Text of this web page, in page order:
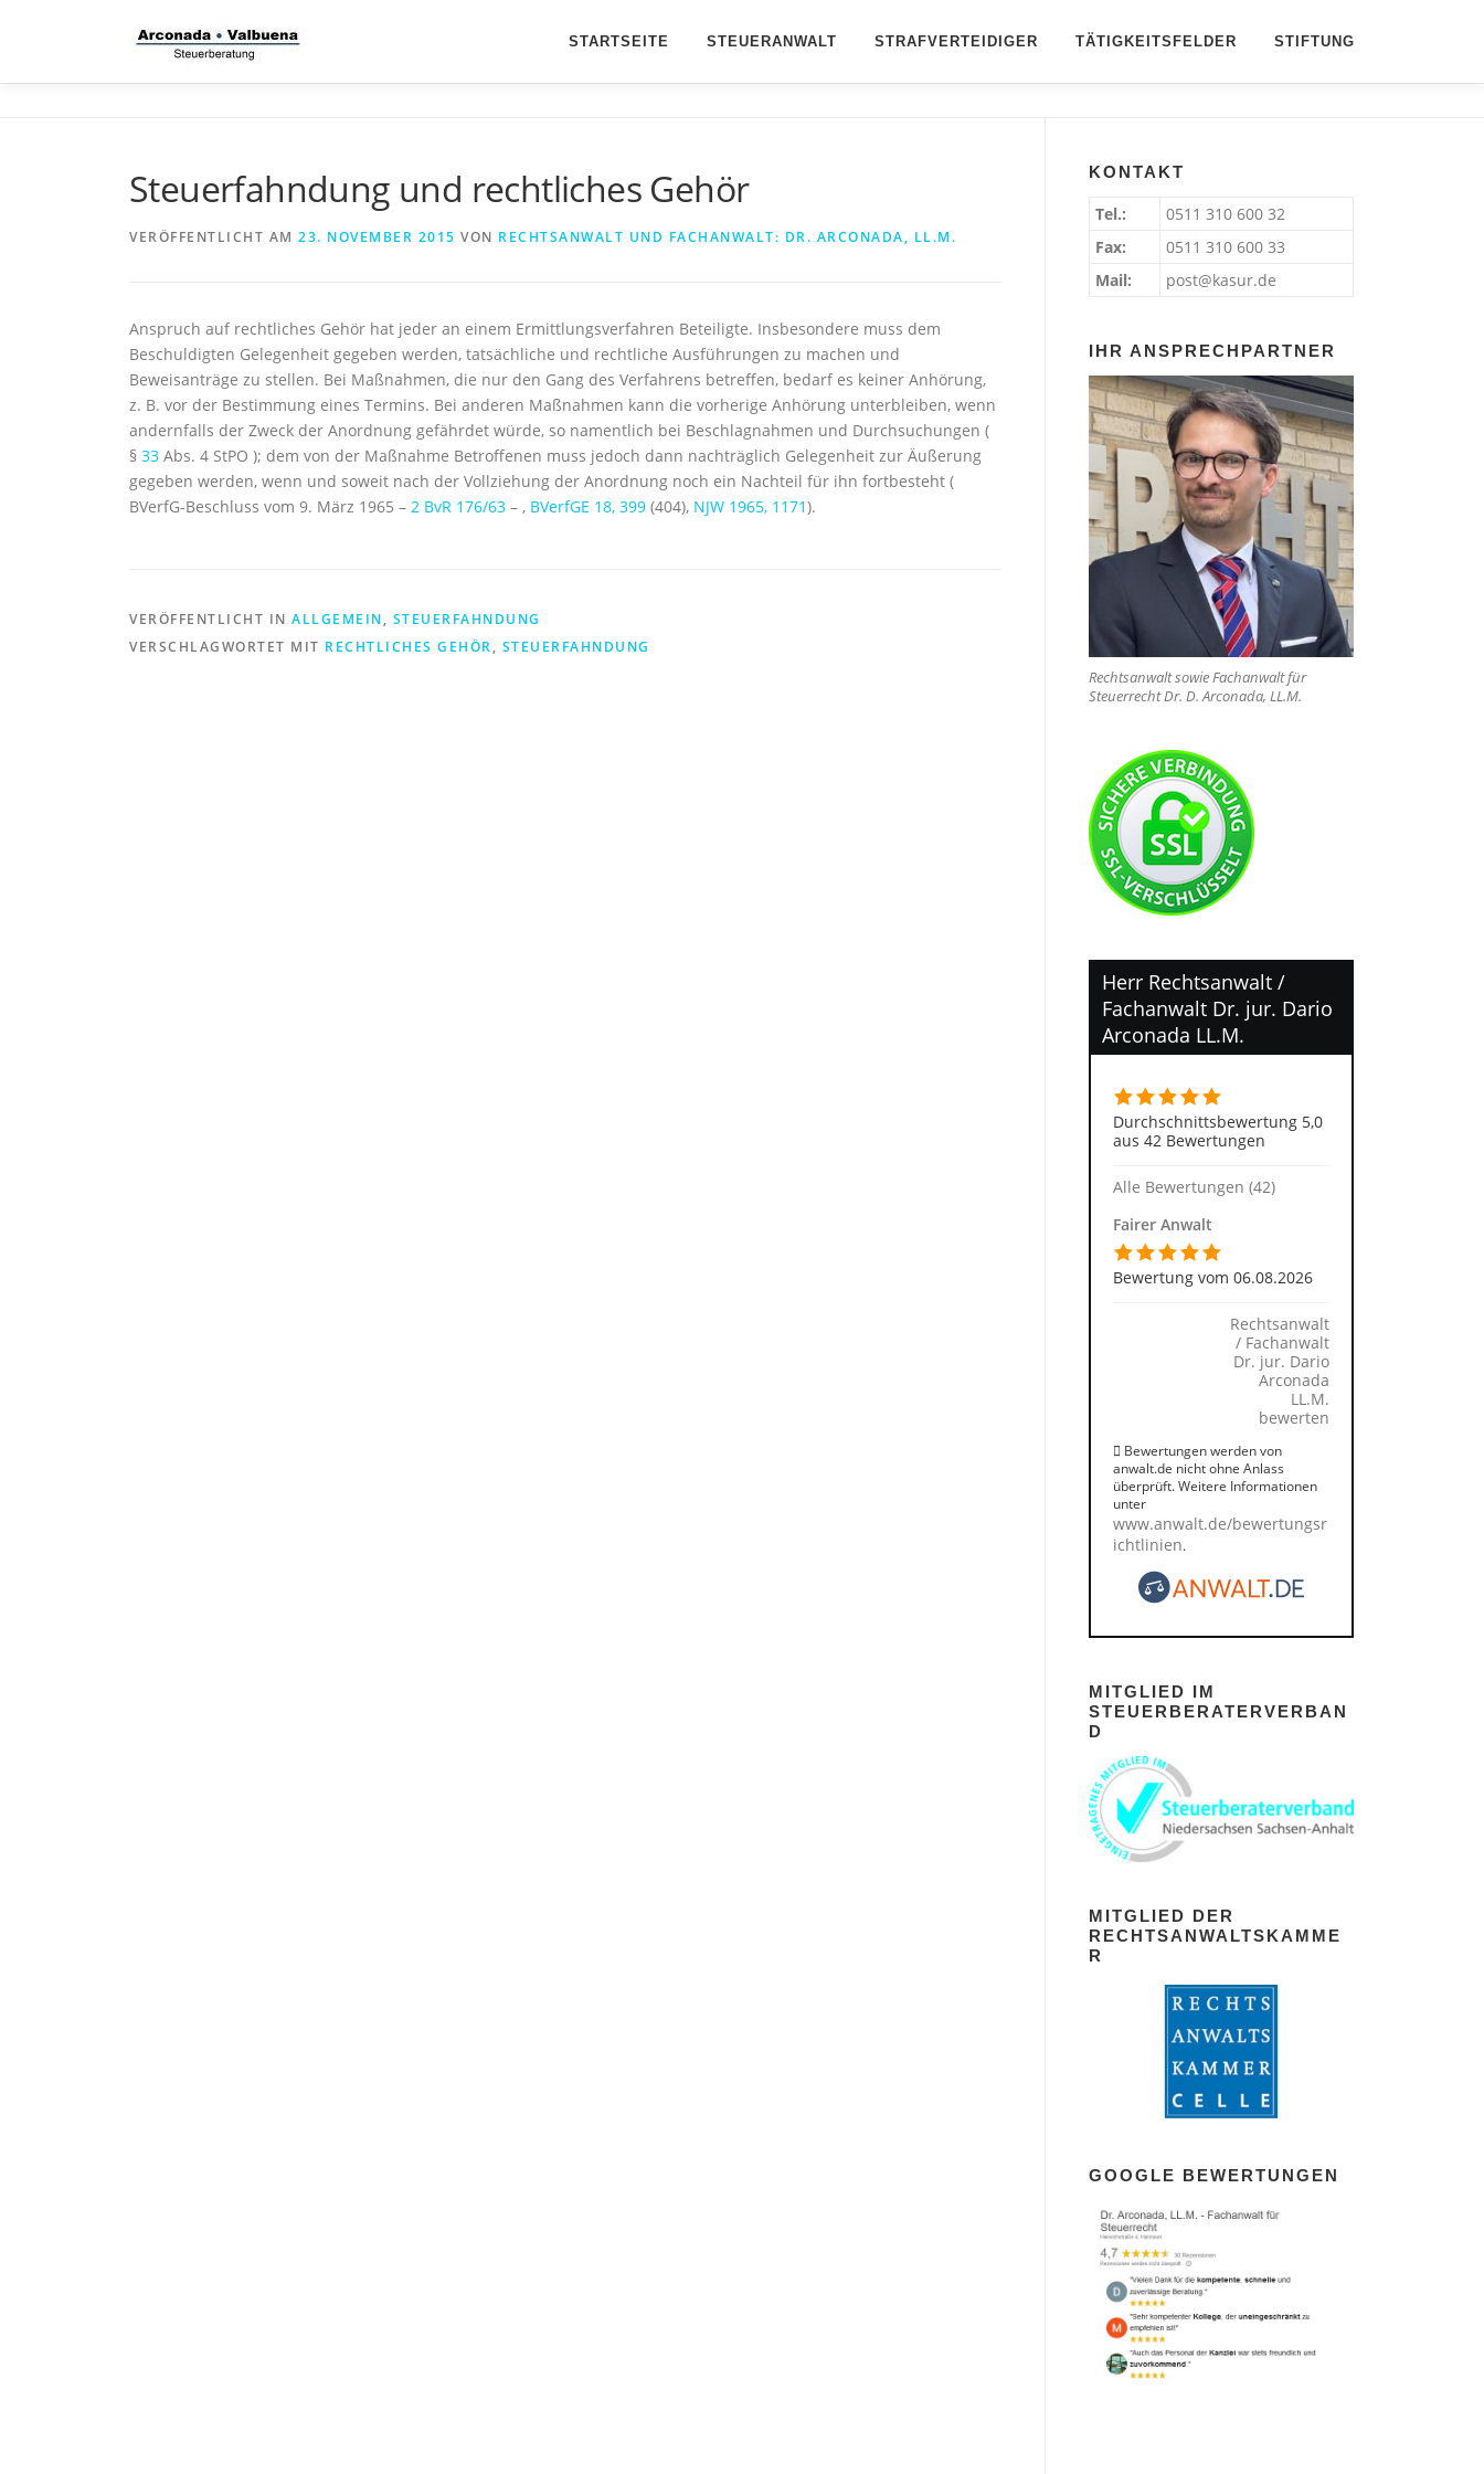
STARTSEITE STEUERANWALT STRAFVERTEIDIGER TÄTIGKEITSFELDER STIFTUNG
Steuerfahndung und rechtliches Gehör
VERÖFFENTLICHT AM 23. NOVEMBER 2015 VON RECHTSANWALT UND FACHANWALT: DR. ARCONADA, LL.M.
Anspruch auf rechtliches Gehör hat jeder an einem Ermittlungsverfahren Beteiligte. Insbesondere muss dem
Beschuldigten Gelegenheit gegeben werden, tatsächliche und rechtliche Ausführungen zu machen und
Beweisanträge zu stellen. Bei Maßnahmen, die nur den Gang des Verfahrens betreffen, bedarf es keiner Anhörung,
z. B. vor der Bestimmung eines Termins. Bei anderen Maßnahmen kann die vorherige Anhörung unterbleiben, wenn
andernfalls der Zweck der Anordnung gefährdet würde, so namentlich bei Beschlagnahmen und Durchsuchungen (
§ 33 Abs. 4 StPO ); dem von der Maßnahme Betroffenen muss jedoch dann nachträglich Gelegenheit zur Äußerung
gegeben werden, wenn und soweit nach der Vollziehung der Anordnung noch ein Nachteil für ihn fortbesteht (
BVerfG-Beschluss vom 9. März 1965 – 2 BvR 176/63 – , BVerfGE 18, 399 (404), NJW 1965, 1171).
VERÖFFENTLICHT IN ALLGEMEIN, STEUERFAHNDUNG
VERSCHLAGWORTET MIT RECHTLICHES GEHÖR, STEUERFAHNDUNG
KONTAKT
Tel.:
0511 310 600 32
Fax:
0511 310 600 33
Mail:
post@kasur.de
IHR ANSPRECHPARTNER
Rechtsanwalt sowie Fachanwalt für
Steuerrecht Dr. D. Arconada, LL.M.
Herr Rechtsanwalt /
Fachanwalt Dr. jur. Dario
Arconada LL.M.
Durchschnittsbewertung 5,0
aus 42 Bewertungen
Alle Bewertungen (42)
Fairer Anwalt
Bewertung vom 06.08.2026
Rechtsanwalt
/ Fachanwalt
Dr. jur. Dario
Arconada
LL.M.
bewerten
Bewertungen werden von
anwalt.de nicht ohne Anlass
überprüft. Weitere Informationen
unter
www.anwalt.de/bewertungsr
ichtlinien.
MITGLIED IM
STEUERBERATERVERBAN
D
MITGLIED DER
RECHTSANWALTSKAMME
R
GOOGLE BEWERTUNGEN